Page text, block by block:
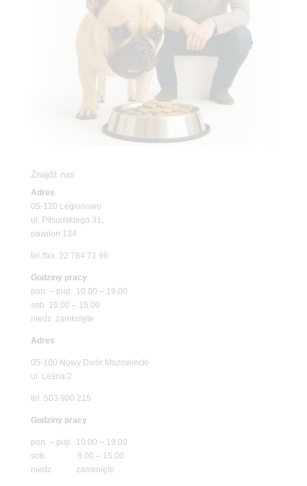
Znajdź nas
Adres
05-120 Legionowo
ul. Piłsudskiego 31,
pawilon 134
tel./fax. 22 784 71 96
Godziny pracy
pon. – piąt. 10.00 – 19.00
sob. 10.00 – 15.00
niedz. zamknięte
Adres
05-100 Nowy Dwór Mazowiecki
ul. Leśna 2
tel. 503 900 215
Godziny pracy
pon. – piąt. 10.00 – 19.00
sob. 8.00 – 15.00
niedz. zamknięte